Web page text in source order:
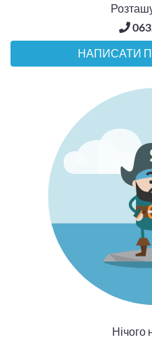
НАПИСАТИ
Нічого